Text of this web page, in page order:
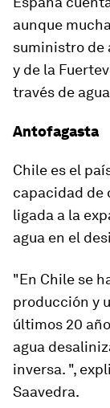
aunque
suministro de
y de la
través de
Antofagasta
Chile es el
capacidad de
ligada a la
agua en el
"En Chile se
producción y
últimos 20
agua
inversa. ",
Saavedra.